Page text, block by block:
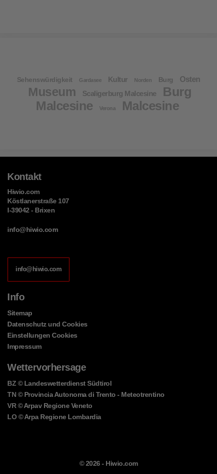
Sehenswürdigkeit Gardasee Kultur Norden Burg Osten
Museum Scaligerburg Malcesine
Burg
Malcesine
Verona Malcesine
Kontakt
Hiwio.com
Köstlanerstraße 107
I-39042 - Brixen
info@hiwio.com
info@hiwio.com
Info
Sitemap
Datenschutz und Cookies
Einstellungen Cookies
Impressum
Wettervorhersage
BZ © Landeswetterdienst Südtirol
TN © Provincia Autonoma di Trento - Meteotrentino
VR © Arpav Regione Veneto
LO © Arpa Regione Lombardia
© 2026 - Hiwio.com